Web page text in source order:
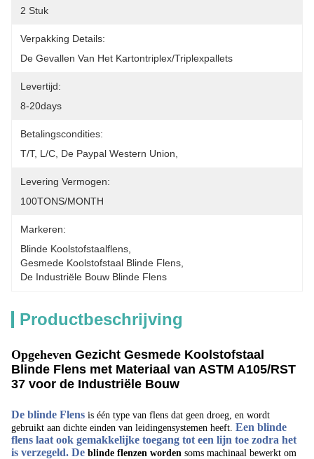
2 Stuk
Verpakking Details:
De Gevallen Van Het Kartontriplex/triplexpallets
Levertijd:
8-20days
Betalingscondities:
T/T, L/C, De Paypal Western Union,
Levering Vermogen:
100TONS/MONTH
Markeren:
Blinde Koolstofstaalflens
Gesmede Koolstofstaal Blinde Flens
De Industriële Bouw Blinde Flens
Productbeschrijving
Opgeheven Gezicht Gesmede Koolstofstaal
Blinde Flens met Materiaal van ASTM A105/RST
37 voor de Industriële Bouw
De blinde Flens is één type van flens dat geen droeg, en wordt
gebruikt aan dichte einden van leidingensystemen heeft. Een blinde
flens laat ook gemakkelijke toegang tot een lijn toe zodra het
is verzegeld. De blinde flenzen worden soms machinaal bewerkt om